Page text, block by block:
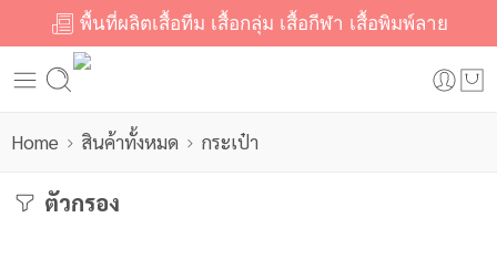
พื้นที่ผลิตเสื้อทีม เสื้อกลุ่ม เสื้อกีฬา เสื้อพิมพ์ลาย
Home สินค้าทั้งหมด กระเป๋า
ตัวกรอง